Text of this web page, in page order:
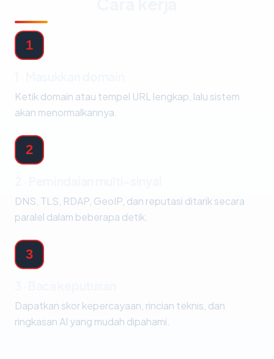
1
Ketik domain atau tempel URL lengkap, lalu sistem
akan menormalkannya.
2
DNS, TLS, RDAP, GeoIP, dan reputasi ditarik secara
paralel dalam beberapa detik.
3
Dapatkan skor kepercayaan, rincian teknis, dan
ringkasan AI yang mudah dipahami.